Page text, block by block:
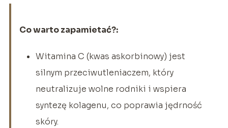
Co warto zapamietać?:
Witamina C (kwas askorbinowy) jest
silnym przeciwutleniaczem, który
neutralizuje wolne rodniki i wspiera
syntezę kolagenu, co poprawia jędrność
skóry.